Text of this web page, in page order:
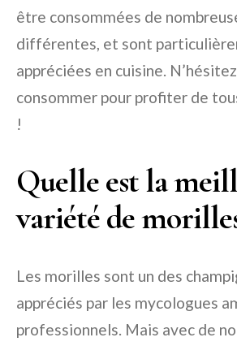
être consommées de
différentes, et sont
appréciées en cuisine.
consommer pour profiter de
!
Quelle est la
variété de
Les morilles sont un des
appréciés par les mycologues
professionnels. Mais avec de